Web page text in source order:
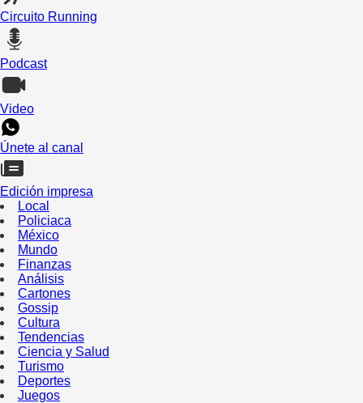
Circuito Running
Podcast
Video
Únete al canal
Edición impresa
Local
Policiaca
México
Mundo
Finanzas
Análisis
Cartones
Gossip
Cultura
Tendencias
Ciencia y Salud
Turismo
Deportes
Juegos